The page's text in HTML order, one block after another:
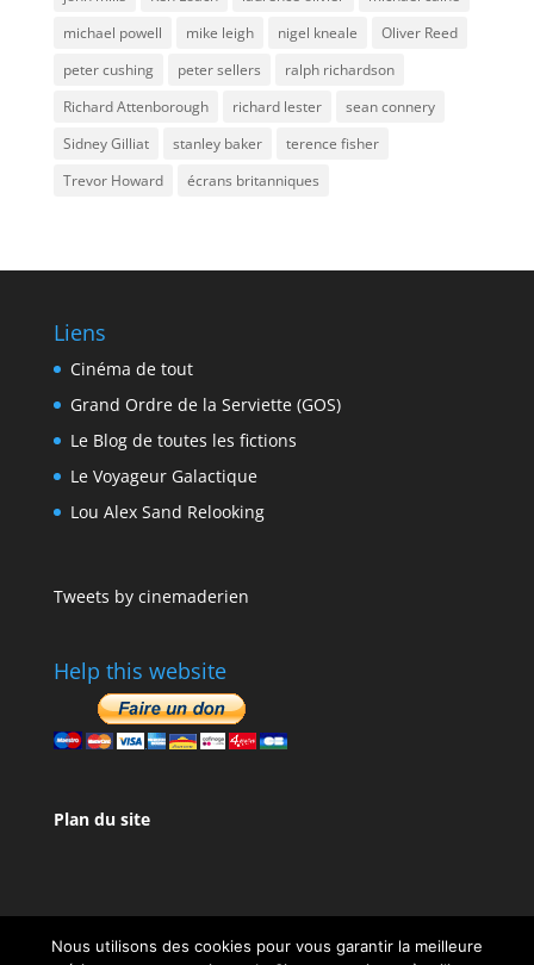
michael powell
mike leigh nigel kneale
Oliver Reed
peter cushing
peter sellers
ralph richardson
Richard Attenborough
richard lester
sean connery
Sidney Gilliat
stanley baker
terence fisher
Trevor Howard
écrans britanniques
Liens
Cinéma de tout
Grand Ordre de la Serviette (GOS)
Le Blog de toutes les fictions
Le Voyageur Galactique
Lou Alex Sand Relooking
Tweets by cinemaderien
Help this website
Plan du site
Nous utilisons des cookies pour vous garantir la meilleure